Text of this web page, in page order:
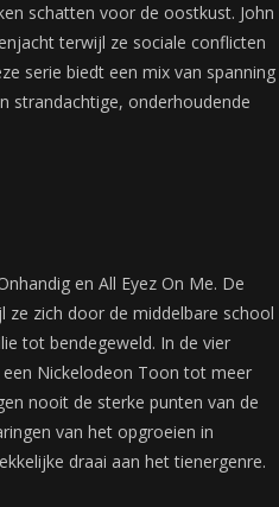
schatten voor de oostkust. John
terwijl ze sociale conflicten
serie biedt een mix van spanning
strandachtige, onderhoudende
en All Eyez On Me. De
ze zich door de middelbare school
tot bendegeweld. In de vier
Nickelodeon Toon tot meer
nooit de sterke punten van de
van het opgroeien in
draai aan het tienergenre.